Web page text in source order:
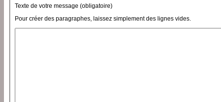
Texte de votre message (obligatoire)
Pour créer des paragraphes, laissez simplement des lignes vides.